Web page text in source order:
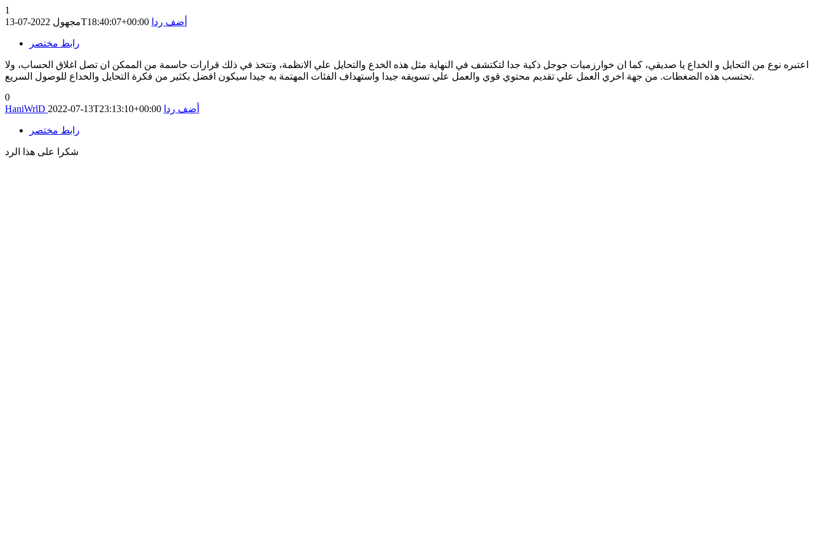
1
مجهول2022-07-13T18:40:07+00:00 أضف ردا
رابط مختصر
اعتبره نوع من التحايل و الخداع يا صديقي، كما ان خوارزميات جوجل ذكية جدا لتكتشف في النهاية مثل هذه الخدع والتحايل علي الانظمة، وتتخذ في ذلك قرارات حاسمة من الممكن ان تصل اغلاق الحساب، ولا
تحتسب هذه الضغطات. من جهة اخري العمل علي تقديم محتوي قوي والعمل علي تسويقه جيدا واستهداف الفئات المهتمة به جيدا سيكون افضل بكثير من فكرة التحايل والخداع للوصول السريع.
0
HaniWrlD 2022-07-13T23:13:10+00:00 أضف ردا
رابط مختصر
شكرا على هذا الرد